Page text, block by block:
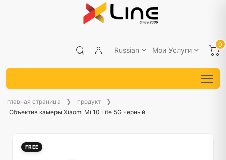
Russian Мои Услуги
0
главная страница
продукт
Объектив камеры Xiaomi Mi 10 Lite 5G черный
FREE